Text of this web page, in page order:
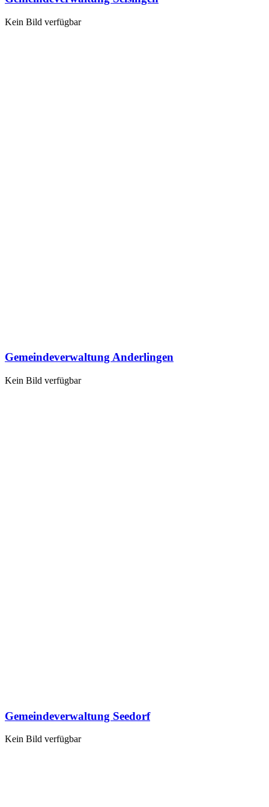
Kein Bild verfügbar
Gemeindeverwaltung Anderlingen
Kein Bild verfügbar
Gemeindeverwaltung Seedorf
Kein Bild verfügbar